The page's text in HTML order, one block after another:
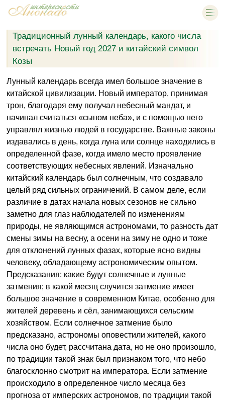
Традиционный лунный календарь, какого числа
встречать Новый год 2027 и китайский символ
Козы
Лунный календарь всегда имел большое значение в
китайской цивилизации. Новый император, принимая
трон, благодаря ему получал небесный мандат, и
начинал считаться «сыном неба», и с помощью него
управлял жизнью людей в государстве. Важные законы
издавались в день, когда луна или солнце находились в
определенной фазе, когда имело место проявление
соответствующих небесных явлений. Изначально
китайский календарь был солнечным, что создавало
целый ряд сильных ограничений. В самом деле, если
различие в датах начала новых сезонов не сильно
заметно для глаз наблюдателей по изменениям
природы, не являющимся астрономами, то разность дат
смены зимы на весну, а осени на зиму не одно и тоже
для отклонений лунных фазах, которые ясно видны
человеку, обладающему астрономическим опытом.
Предсказания: какие будут солнечные и лунные
затмения; в какой месяц случится затмение имеет
большое значение в современном Китае, особенно для
жителей деревень и сёл, занимающихся сельским
хозяйством. Если солнечное затмение было
предсказано, астрономы оповестили жителей, какого
числа оно будет, рассчитана дата, но не оно произошло,
по традиции такой знак был признаком того, что небо
благосклонно смотрит на императора. Если затмение
происходило в определенное число месяца без
прогноза от имперских астрономов, по традиции такой